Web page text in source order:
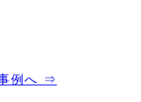
例へ ⇒